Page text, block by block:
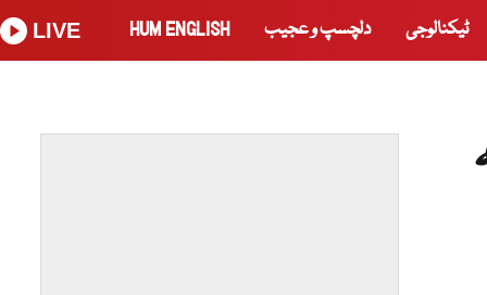
ٹیکنالوجی دلچسپ و عجیب HUM ENGLISH
LIVE